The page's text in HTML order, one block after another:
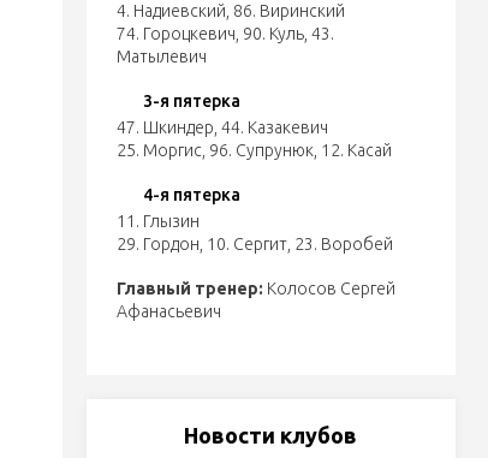
4. Надиевский 86. Виринский
74. Гороцкевич 90. Куль, 43.
Матылевич
3-я пятерка
47. Шкиндер 44. Казакевич
25. Моргис 96. Супрунюк 12. Касай
4-я пятерка
11. Глызин
29. Гордон 10. Сергит, 23. Воробей
Главный тренер: Колосов Сергей
Афанасьевич
Новости клубов